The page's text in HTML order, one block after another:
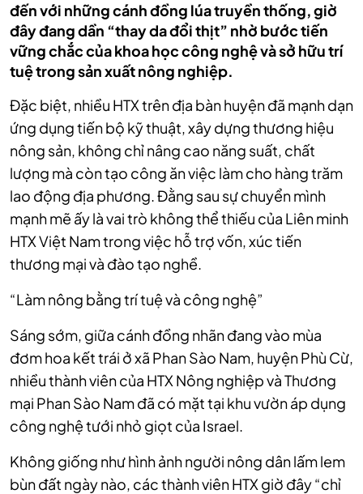
đến với những cánh đồng lúa truyền thống, giờ
đây đang dần “thay da đổi thịt” nhờ bước tiến
vững chắc của khoa học công nghệ và sở hữu trí
tuệ trong sản xuất nông nghiệp.
Đặc biệt, nhiều HTX trên địa bàn huyện đã mạnh dạn
ứng dụng tiến bộ kỹ thuật, xây dựng thương hiệu
nông sản, không chỉ nâng cao năng suất, chất
lượng mà còn tạo công ăn việc làm cho hàng trăm
lao động địa phương. Đằng sau sự chuyển mình
mạnh mẽ ấy là vai trò không thể thiếu của Liên minh
HTX Việt Nam trong việc hỗ trợ vốn, xúc tiến
thương mại và đào tạo nghề.
“Làm nông bằng trí tuệ và công nghệ”
Sáng sớm, giữa cánh đồng nhãn đang vào mùa
đơm hoa kết trái ở xã Phan Sào Nam, huyện Phù Cừ,
nhiều thành viên của HTX Nông nghiệp và Thương
mại Phan Sào Nam đã có mặt tại khu vườn áp dụng
công nghệ tưới nhỏ giọt của Israel.
Không giống như hình ảnh người nông dân lấm lem
bùn đất ngày nào, các thành viên HTX giờ đây “chỉ